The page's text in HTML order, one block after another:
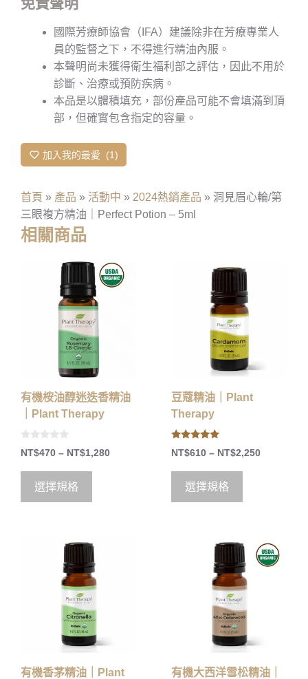
免責聲明
國際芳療師協會（IFA）建議除非在芳療專業人
員的監督之下，不得進行精油內服。
本聲明尚未獲得衛生福利部之評估，因此不用於
診斷、治療或預防疾病。
本品是以體積填充，部份產品可能不會填滿到頂
部，但確實包含指定的容量。
加入我的最愛 1
首頁 » 產品 » 活動中 » 2024熱銷產品 » 洞見眉心輪/第
三眼複方精油｜Perfect Potion – 5ml
相關商品
有機桉油醇迷迭香精油
｜Plant Therapy
0
o
t
5
NT$470 – NT$1,280
選擇規格
豆蔻精油｜Plant
Therapy
5.00
out of 5
NT$610 – NT$2,250
選擇規格
有機香茅精油｜Plant
有機大西洋雪松精油｜